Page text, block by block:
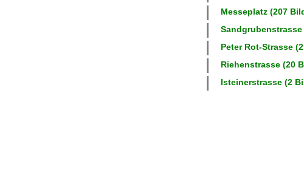
Messeplatz (207
Sandgrubenstrasse
Peter Rot-Strasse
Riehenstrasse (20
Isteinerstrasse (2